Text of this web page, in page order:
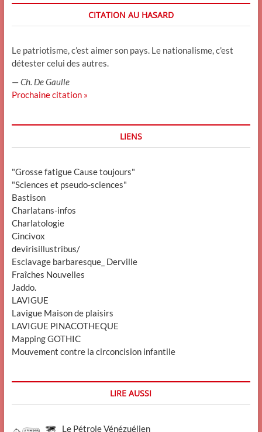
CITATION AU HASARD
Le patriotisme, c’est aimer son pays. Le nationalisme, c’est
détester celui des autres.
—Ch. De Gaulle
Prochaine citation »
LIENS
"Grosse fatigue Cause toujours"
"Sciences et pseudo-sciences"
Bastison
Charlatans-infos
Charlatologie
Cincivox
devirisillustribus/
Esclavage barbaresque_ Derville
Fraîches Nouvelles
Jaddo.
LAVIGUE
Lavigue Maison de plaisirs
LAVIGUE PINACOTHEQUE
Mapping GOTHIC
Mouvement contre la circoncision infantile
LIRE AUSSI
Le Pétrole Vénézuélien